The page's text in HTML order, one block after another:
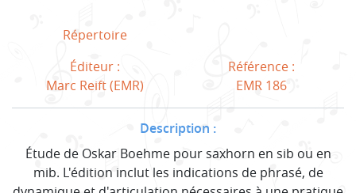
Répertoire
Éditeur :
Marc Reift (EMR)
Référence :
EMR 186
Description :
Étude de Oskar Boehme pour saxhorn en sib ou en
mib. L'édition inclut les indications de phrasé, de